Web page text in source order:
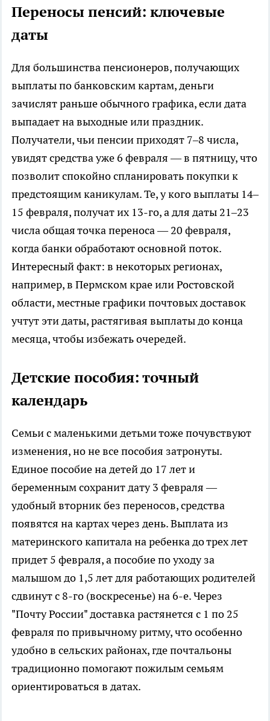
Переносы пенсий: ключевые
даты
Для большинства пенсионеров, получающих
выплаты по банковским картам, деньги
зачислят раньше обычного графика, если дата
выпадает на выходные или праздник.
Получатели, чьи пенсии приходят 7–8 числа,
увидят средства уже 6 февраля — в пятницу, что
позволит спокойно спланировать покупки к
предстоящим каникулам. Те, у кого выплаты 14–
15 февраля, получат их 13-го, а для даты 21–23
числа общая точка переноса — 20 февраля,
когда банки обработают основной поток.
Интересный факт: в некоторых регионах,
например, в Пермском крае или Ростовской
области, местные графики почтовых доставок
учтут эти даты, растягивая выплаты до конца
месяца, чтобы избежать очередей.
Детские пособия: точный
календарь
Семьи с маленькими детьми тоже почувствуют
изменения, но не все пособия затронуты.
Единое пособие на детей до 17 лет и
беременным сохранит дату 3 февраля —
удобный вторник без переносов, средства
появятся на картах через день. Выплата из
материнского капитала на ребенка до трех лет
придет 5 февраля, а пособие по уходу за
малышом до 1,5 лет для работающих родителей
сдвинут с 8-го (воскресенье) на 6-е. Через
"Почту России" доставка растянется с 1 по 25
февраля по привычному ритму, что особенно
удобно в сельских районах, где почтальоны
традиционно помогают пожилым семьям
ориентироваться в датах.